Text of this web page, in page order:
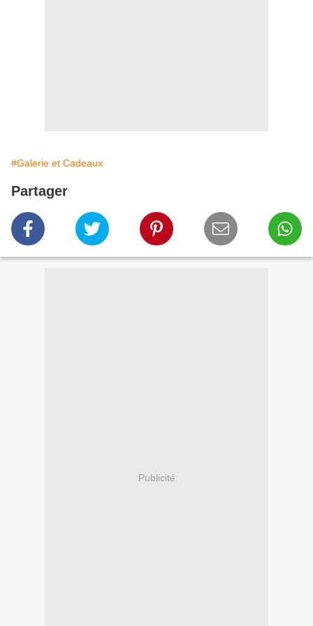
#Galerie et Cadeaux
Partager
Publicité